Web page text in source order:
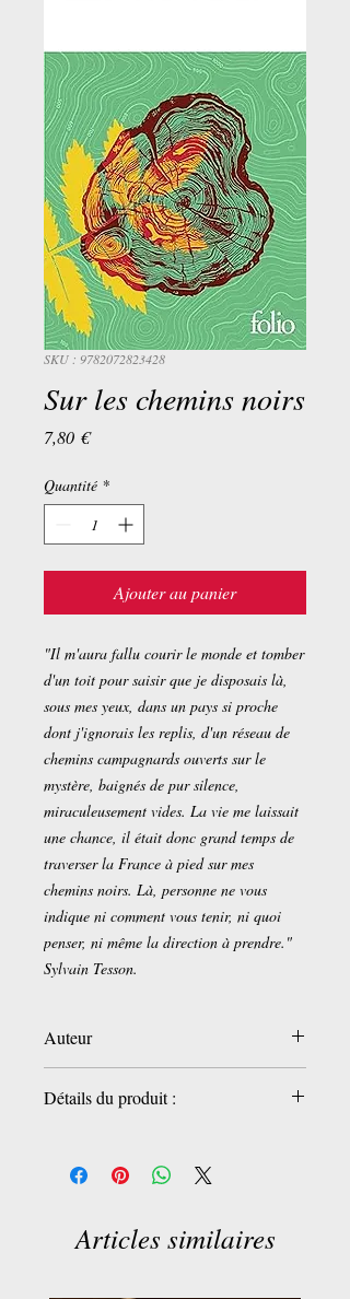
SKU : 9782072823428
Sur les chemins noirs
7,80 €Prix
Quantité *
Ajouter au panier
"Il m'aura fallu courir le monde et tomber
d'un toit pour saisir que je disposais là,
sous mes yeux, dans un pays si proche
dont j'ignorais les replis, d'un réseau de
chemins campagnards ouverts sur le
mystère, baignés de pur silence,
miraculeusement vides. La vie me laissait
une chance, il était donc grand temps de
traverser la France à pied sur mes
chemins noirs. Là, personne ne vous
indique ni comment vous tenir, ni quoi
penser, ni même la direction à prendre."
Sylvain Tesson.
Auteur
Détails du produit :
Langue ‏ : ‎ Français
Poche‏ : ‎ 176 pages
Dimensions‏ : ‎ 10.8 x 1.1 x 17.8 cm
Articles similaires